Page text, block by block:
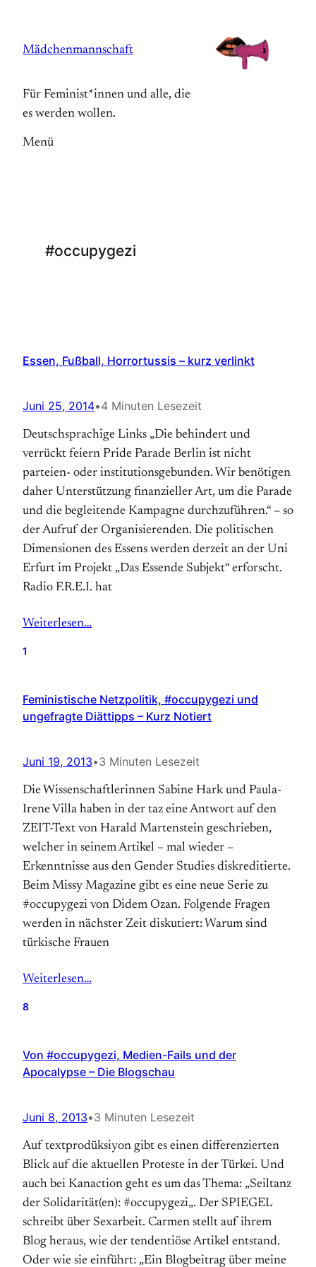
springen
Mädchenmannschaft
Für Feminist*innen und alle, die
es werden wollen.
Menü
#occupygezi
Essen, Fußball, Horrortussis – kurz verlinkt
Juni 25, 2014•4 Minuten Lesezeit
Deutschsprachige Links „Die behindert und
verrückt feiern Pride Parade Berlin ist nicht
parteien- oder institutionsgebunden. Wir benötigen
daher Unterstützung finanzieller Art, um die Parade
und die begleitende Kampagne durchzuführen.“ – so
der Aufruf der Organisierenden. Die politischen
Dimensionen des Essens werden derzeit an der Uni
Erfurt im Projekt „Das Essende Subjekt“ erforscht.
Radio F.R.E.I. hat
Weiterlesen…
1
Feministische Netzpolitik, #occupygezi und
ungefragte Diättipps – Kurz Notiert
Juni 19, 2013•3 Minuten Lesezeit
Die Wissenschaftlerinnen Sabine Hark und Paula-
Irene Villa haben in der taz eine Antwort auf den
ZEIT-Text von Harald Martenstein geschrieben,
welcher in seinem Artikel – mal wieder –
Erkenntnisse aus den Gender Studies diskreditierte.
Beim Missy Magazine gibt es eine neue Serie zu
#occupygezi von Didem Ozan. Folgende Fragen
werden in nächster Zeit diskutiert: Warum sind
türkische Frauen
Weiterlesen…
8
Von #occupygezi, Medien-Fails und der
Apocalypse – Die Blogschau
Juni 8, 2013•3 Minuten Lesezeit
Auf textprodüksiyon gibt es einen differenzierten
Blick auf die aktuellen Proteste in der Türkei. Und
auch bei Kanaction geht es um das Thema: „Seiltanz
der Solidarität(en): #occupygezi„. Der SPIEGEL
schreibt über Sexarbeit. Carmen stellt auf ihrem
Blog heraus, wie der tendentiöse Artikel entstand.
Oder wie sie einführt: „Ein Blogbeitrag über meine